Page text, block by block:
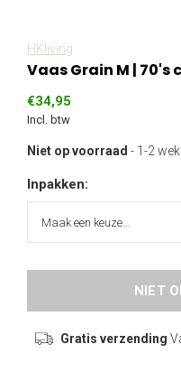
HKliving
Vaas Grain M | 70's
€34,95
Incl. btw
Niet op voorraad - 1-2
Inpakken:
NIET
Gratis verzending